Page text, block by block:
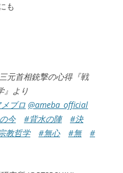
も
元首相銃撃の心得『戦
』より
ブロ @ameba_official
今 #背水の陣
#決
教哲学 #無心 #無
#